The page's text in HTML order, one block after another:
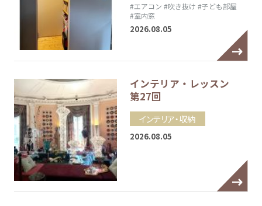
#エアコン #吹き抜け #子ども部屋
#室内窓
2026.08.05
インテリア・レッスン
第27回
インテリア・収納
2026.08.05